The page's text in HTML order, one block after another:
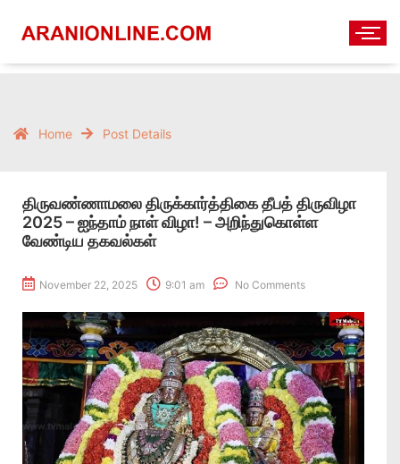
Home Post Details
திருவண்ணாமலை திருக்கார்த்திகை தீபத் திருவிழா
2025 – ஐந்தாம் நாள் விழா! – அறிந்துகொள்ள
வேண்டிய தகவல்கள்
November 22, 2025 9:01 am No Comments